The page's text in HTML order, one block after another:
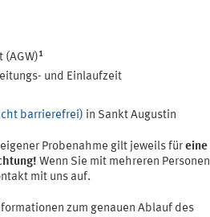
1
und Einlaufzeit
barrierefrei) in Sankt Augustin
Probenahme gilt jeweils füreine
Wenn Sie mit mehreren Personen
mit uns auf.
zum genauen Ablauf des